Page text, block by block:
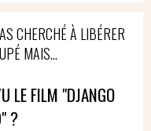
CHERCHÉ À LIBÉRER
MAIS...
LE FILM "DJANGO
?